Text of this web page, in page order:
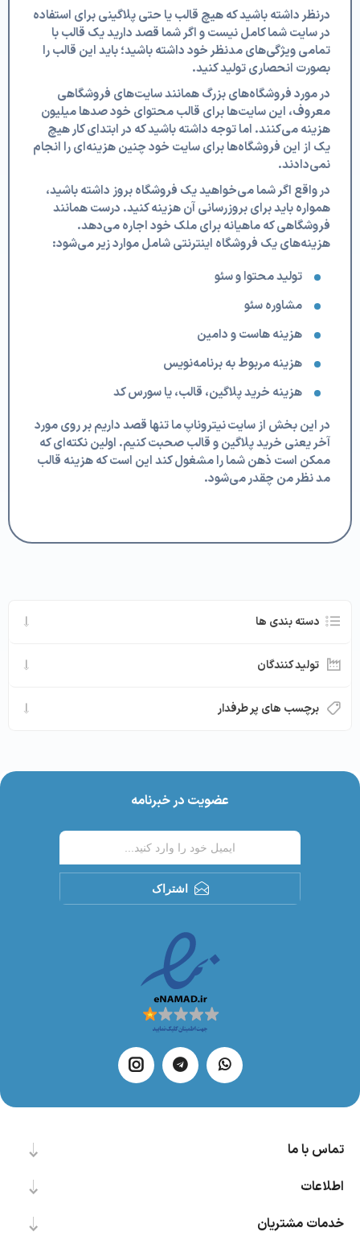
درنظر داشته باشید که هیچ قالب یا حتی پلاگینی برای استفاده
در سایت شما کامل نیست و اگر شما قصد دارید یک قالب با
تمامی ویژگی‌های مدنظر خود داشته باشید؛ باید این قالب را
بصورت انحصاری تولید کنید.
در مورد فروشگاه‌های بزرگ همانند سایت‌های فروشگاهی
معروف، این سایت‌ها برای قالب محتوای خود صدها میلیون
هزینه می‌کنند. اما توجه داشته باشید که در ابتدای کار هیچ
یک از این فروشگاه‌ها برای سایت خود چنین هزینه‌ای را انجام
نمی‌دادند.
در واقع اگر شما می‌خواهید یک فروشگاه بروز داشته باشید،
همواره باید برای بروزرسانی آن هزینه کنید. درست همانند
فروشگاهی که ماهیانه برای ملک خود اجاره می‌دهد.
هزینه‌های یک فروشگاه اینترنتی شامل موارد زیر می‌شود:
تولید محتوا و سئو
مشاوره سئو
هزینه هاست و دامین
هزینه مربوط به برنامه‌نویس
هزینه خرید پلاگین، قالب، یا سورس کد
در این بخش از سایتنیتروناپما تنها قصد داریم بر روی مورد
آخر یعنی خرید پلاگین و قالب صحبت کنیم. اولین نکته‌ای که
ممکن است ذهن شما را مشغول کند این است که هزینه قالب
مد نظر من چقدر می‌شود.
دسته بندی ها
تولید کنندگان
برچسب های پر طرفدار
عضویت در خبرنامه
اشتراک
تماس با ما
اطلاعات
خدمات مشتریان